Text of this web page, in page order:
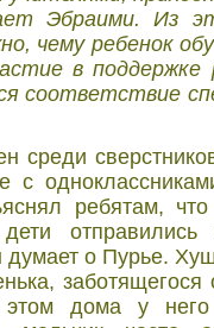
Эбраими. Из
чему ребенок
в поддержке
соответствие
с
ребятам, что
отправились
о Пурье.
этом дома у